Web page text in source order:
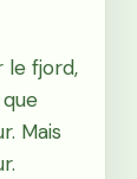
le fjord,
Mais